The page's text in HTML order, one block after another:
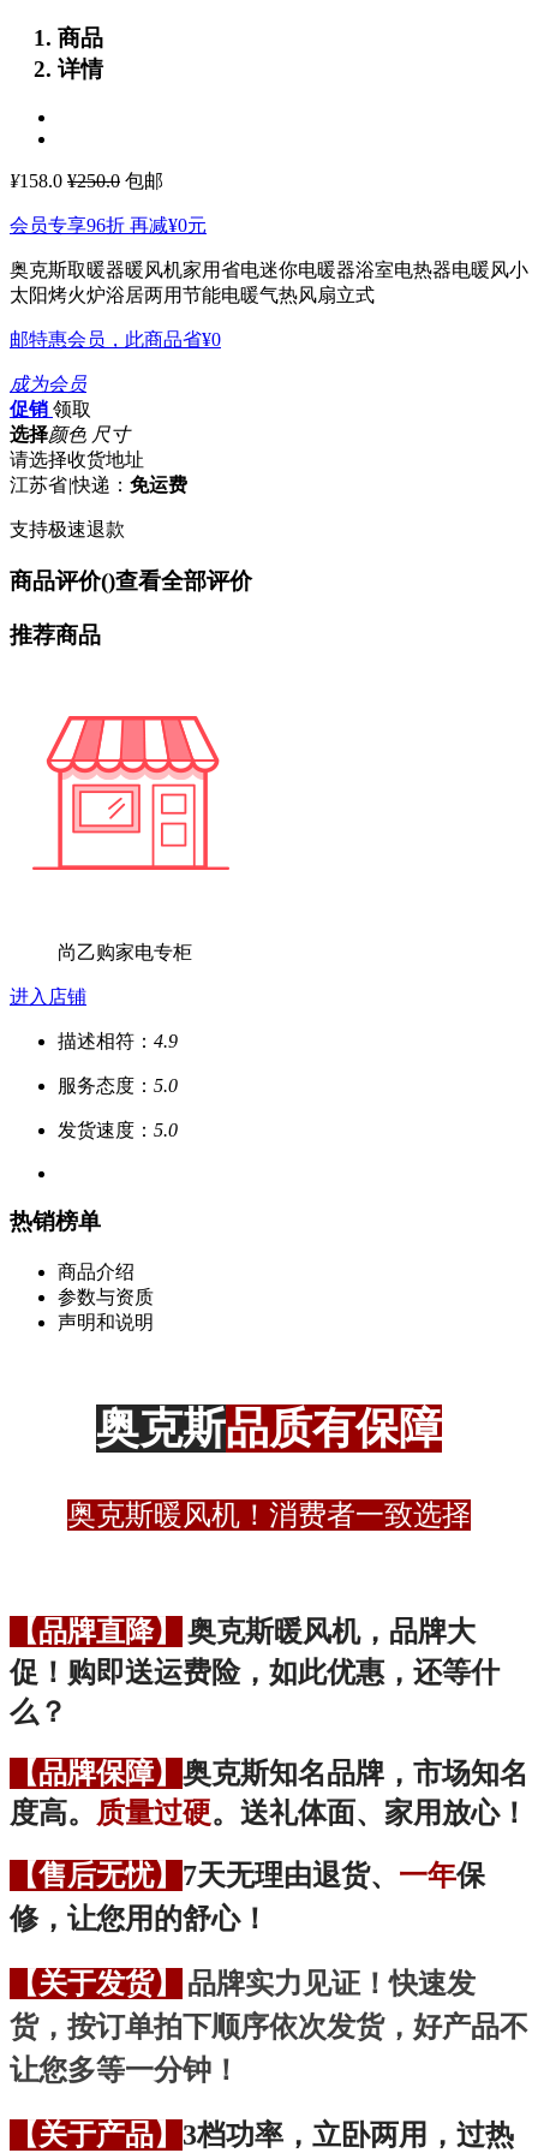
商品
详情
¥158.0 ¥250.0 包邮
会员专享96折 再减¥0元
奥克斯取暖器暖风机家用省电迷你电暖器浴室电热器电暖风小
太阳烤火炉浴居两用节能电暖气热风扇立式
邮特惠会员，此商品省¥0
成为会员
促销 领取
选择颜色 尺寸
请选择收货地址
江苏省|快递： 免运费
支持极速退款
商品评价()查看全部评价
推荐商品
尚乙购家电专柜
进入店铺
描述相符： 4.9
服务态度： 5.0
发货速度： 5.0
热销榜单
商品介绍
参数与资质
声明和说明
奥克斯品质有保障
奥克斯暖风机！消费者一致选择
【品牌直降】 奥克斯暖风机， 品牌大
促！购即送运费险，如此优惠，还等什
么？
【品牌保障】 奥克斯知名品牌，市场知名
度高。
质量过硬。送礼体面、家用放心！
【售后无忧】 7天无理由退货、 一年保
修，让您用的舒心！
【关于发货】
品牌实力见证！快速发
货，按订单拍下顺序依次发货，好产品不
让您多等一分钟！
【关于产品】 3档功率，立卧两用，过热